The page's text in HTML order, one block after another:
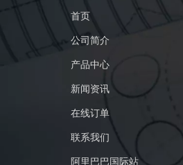
首页
公司简介
产品中心
新闻资讯
在线订单
联系我们
阿里巴巴国际站